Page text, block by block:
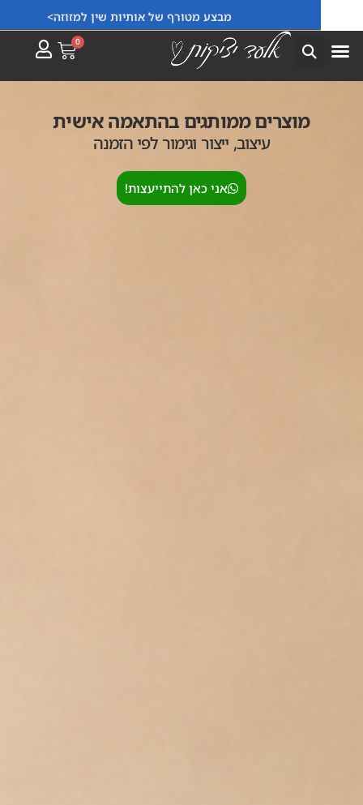
מבצע מטורף של אותיות שין למזוזה>
מוצרים ממותגים בהתאמה אישית
עיצוב, ייצור וגימור לפי הזמנה
אני כאן להתייעצות!